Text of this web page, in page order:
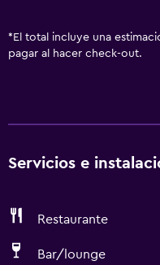
* El total incluye una
pagar al hacer check-out.
Servicios e
Restaurante
Bar/lounge